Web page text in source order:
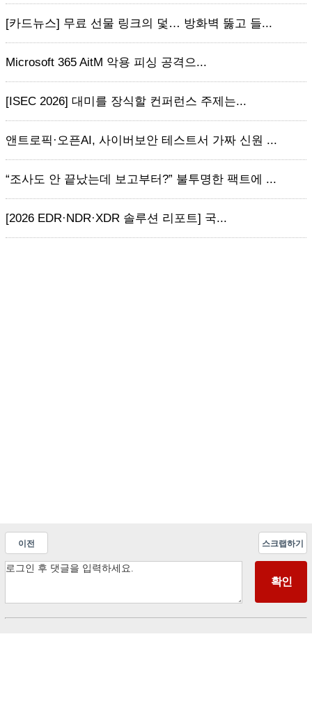
[카드뉴스] 무료 선물 링크의 덫… 방화벽 뚫고 들...
Microsoft 365 AitM 악용 피싱 공격으...
[ISEC 2026] 대미를 장식할 컨퍼런스 주제는...
앤트로픽·오픈AI, 사이버보안 테스트서 가짜 신원 ...
“조사도 안 끝났는데 보고부터?” 불투명한 팩트에 ...
[2026 EDR·NDR·XDR 솔루션 리포트] 국...
이전 스크랩하기